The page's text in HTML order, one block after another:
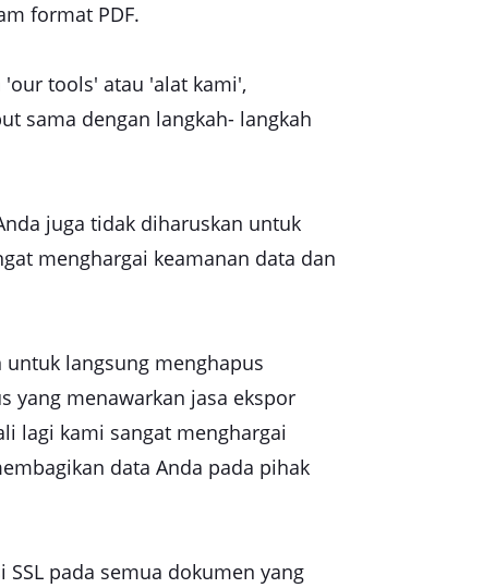
format PDF.
tools' atau 'alat kami',
sama dengan langkah- langkah
juga tidak diharuskan untuk
menghargai keamanan data dan
langsung menghapus
yang menawarkan jasa ekspor
lagi kami sangat menghargai
data Anda pada pihak
pada semua dokumen yang